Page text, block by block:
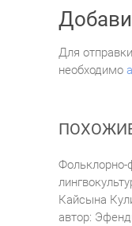
Для
необходимо
Кайсына
автор: